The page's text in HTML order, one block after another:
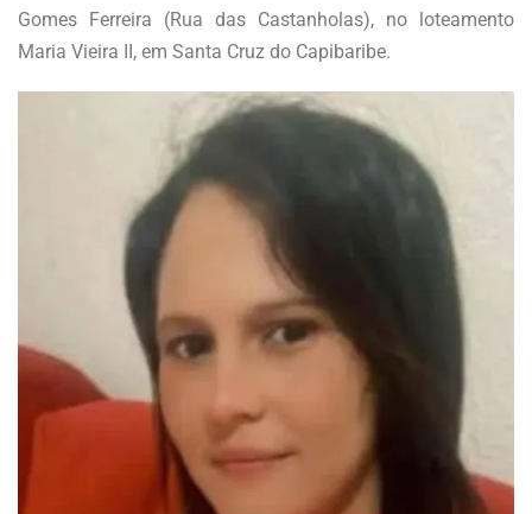
Gomes Ferreira (Rua das Castanholas), no loteamento
Maria Vieira II, em Santa Cruz do Capibaribe.